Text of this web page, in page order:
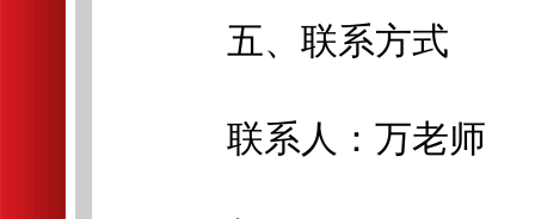
五、联系方式
联系人：万老师